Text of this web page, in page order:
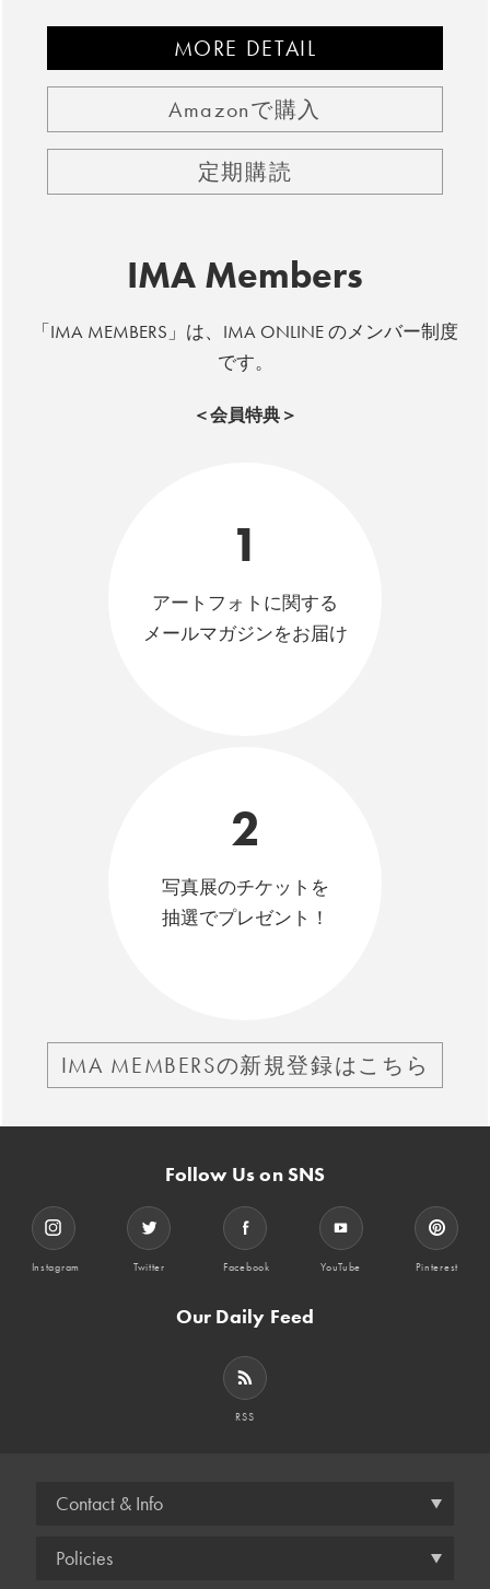
MORE DETAIL
Amazonで購入
定期購読
IMA Members
「IMA MEMBERS」は、IMA ONLINE のメンバー制度
です。
＜会員特典＞
1
アートフォトに関する
メールマガジンをお届け
2
写真展のチケットを
抽選でプレゼント！
IMA MEMBERSの新規登録はこちら
Follow Us on SNS
Instagram Twitter Facebook YouTube Pinterest
Our Daily Feed
RSS
Contact & Info
Policies